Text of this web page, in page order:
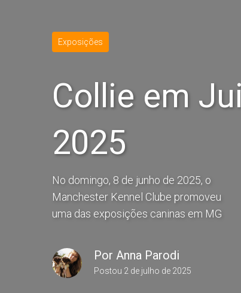
Exposições
Collie em
2025
No domingo, 8 de junho de 2025, o
Manchester Kennel Clube promoveu
uma das exposições caninas em MG
Por Anna Parodi
Postou 2 de julho de 2025